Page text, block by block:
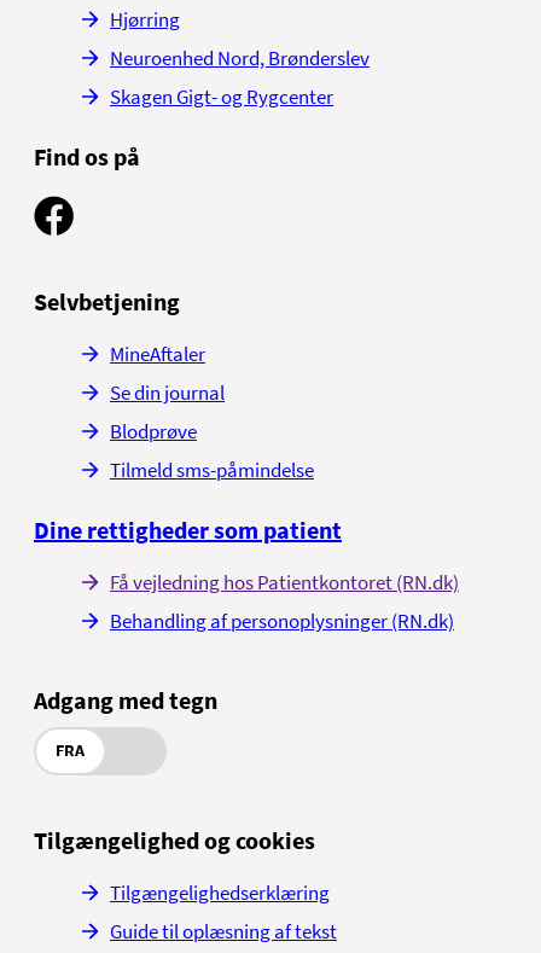
Hjørring
Neuroenhed Nord, Brønderslev
Skagen Gigt- og Rygcenter
Find os på
Selvbetjening
MineAftaler
Se din journal
Blodprøve
Tilmeld sms-påmindelse
Dine rettigheder som patient
Få vejledning hos Patientkontoret (RN.dk)
Behandling af personoplysninger (RN.dk)
Adgang med tegn
FRA
Tilgængelighed og cookies
Tilgængelighedserklæring
Guide til oplæsning af tekst